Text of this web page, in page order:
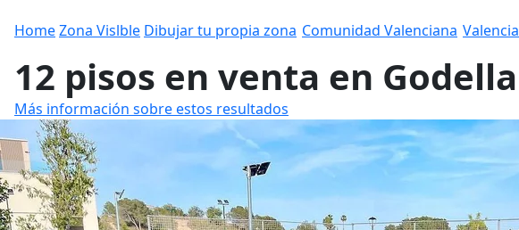
HomeZona Vislble Dibujar tu propia zona Comunidad Valenciana Valencia
12 pisos en venta en Godella
Más información sobre estos resultados